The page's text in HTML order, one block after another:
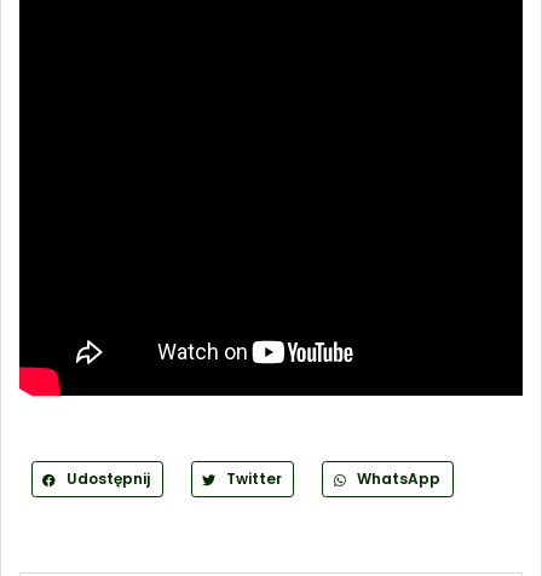
Udostępnij Twitter WhatsApp